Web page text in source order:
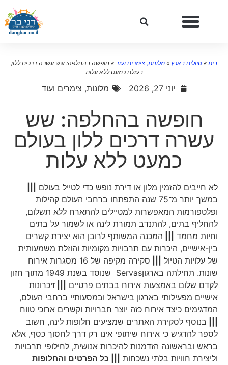
»טיולים בארץ»מלונות, צימרים ועוד»חופשה בהחלפה: שש עשרה דרכים ללון
בעולם כמעט ללא עלות
יוני 27, 2026 מלונות, צימרים ועוד
חופשה בהחלפה: שש
עשרה דרכים ללון בעולם
כמעט ללא עלות
לא חייבים להזמין מלון או דירת נופש כדי לטייל בעולם|||
במשך יותר מ־75 שנה התפתחו ברחבי העולם קהילות
ופלטפורמות המאפשרות למטיילים להתארח ללא תשלום,
להחליף בתים, להתנדב תמורת לינה או לשמור על בתים
וחיות מחמד|||
המכנה המשותף לרובן הוא יצירת קשרים
בין-אישיים, היכרות עם תרבויות מקומיות והוזלת משמעותית
של עלויות הטיול|||
סקירה מקיפה של 16 מסגרות אירוח
שונות. תחילתה בארגוןServas שנוסד בשנת 1949 מתוך חזון
לקדם שלום באמצעות אירוח בבתים פרטיים|||
זיכרונות
אישיים מפעילותי בארגון בישראל ובמסעותיי ברחבי העולם,
המדגימים כיצד אירוח כזה יוצר חברויות וקשרים ארוכי טווח
בנוסף לסקירת האתרים שמציעים חלופות לינה, חשוב
לספר להדגיש כי אירוח שיתופי אינו רק דרך לחסוך כסף, אלא
בראש ובראשונה הזדמנות להיכרות אנושית, לחילופי תרבויות
וליצירת חוויות בלתי נשכחות||| כל הפרטים והחלופות